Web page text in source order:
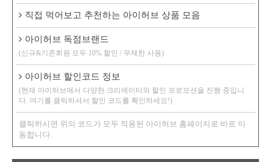
직접 먹어보고 추천하는 아이허브 상품 모음
아이허브 독점브랜드
(신규&기존회원 모두 10% 할인 / 무제한 사용)
아이허브 할인코드 정보
(현재 아이허브에서 다양한 크리에이터와 할인 프로모션을 진행 중입니
다. 여기를 클릭하셔서 할인 코드를 확인하세요!)
클릭하시면 위의 코드가 모두 적용된 아이허브 홈페이지로 바로 이
동합니다.